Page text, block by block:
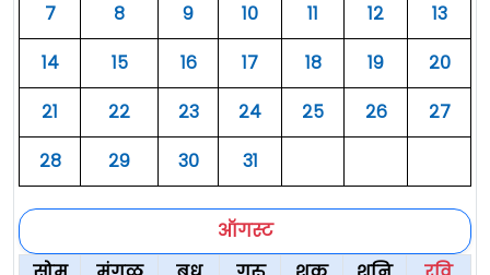
७
८ ९ १० ११ १२
१३
१४
१५ १६ १७ १८ १९
२०
२१
२२ २३ २४ २५ २६
२७
२८
२९ ३० ३१
ऑगस्ट